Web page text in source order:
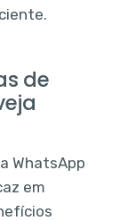
de
WhatsApp
em